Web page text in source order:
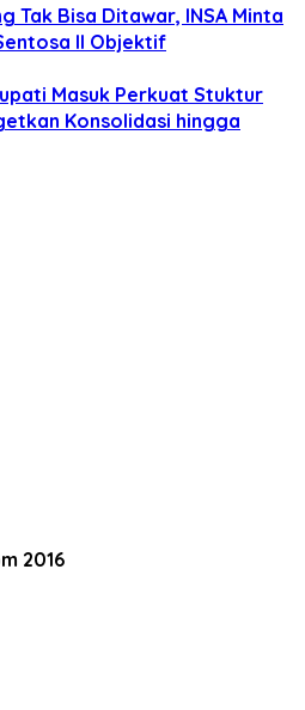
Tak Bisa Ditawar, INSA Minta
II Objektif
Masuk Perkuat Stuktur
Konsolidasi hingga
2016